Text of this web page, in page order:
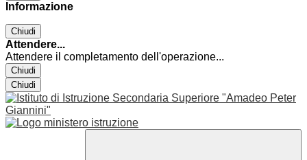
Informazione
Chiudi
Attendere...
Attendere il completamento dell'operazione...
Chiudi
Chiudi